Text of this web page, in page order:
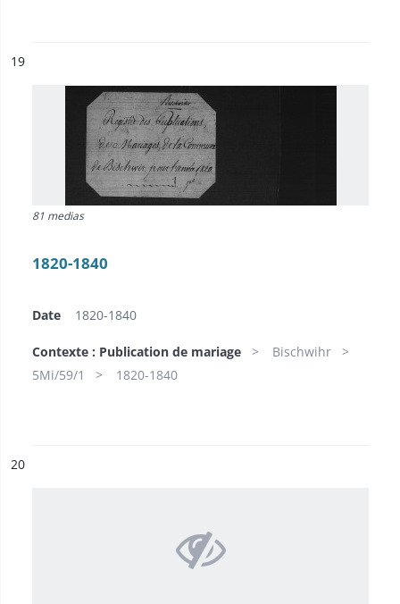
n°
19
81 medias
1820-1840
Date 1820-1840
Contexte : Publication de mariage
Bischwihr
5Mi/59/1
1820-1840
n°
20